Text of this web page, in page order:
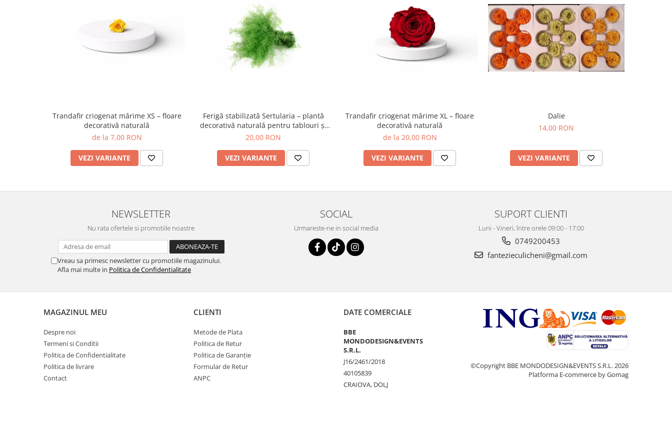
Trandafir criogenat mărime XS – floare
decorativă naturală
de la 7,00 RON
VEZI VARIANTE
Ferigă stabilizată Sertularia – plantă
decorativă naturală pentru tablouri și
aranjamente
20,00 RON
VEZI VARIANTE
Trandafir criogenat mărime XL – floare
decorativă naturală
de la 20,00 RON
VEZI VARIANTE
Dalie
14,00 RON
VEZI VARIANTE
NEWSLETTER
Nu rata ofertele si promotiile noastre
Vreau sa primesc newsletter cu promotiile magazinului.
Afla mai multe in Politica de Confidentialitate
SOCIAL
Urmareste-ne in social media
SUPORT CLIENTI
Luni - Vineri, între orele 09:00 - 17:00
0749200453
fantezieculicheni@gmail.com
MAGAZINUL MEU
Despre noi
Termeni si Conditii
Politica de Confidentialitate
Politica de livrare
Contact
CLIENTI
Metode de Plata
Politica de Retur
Politica de Garanție
Formular de Retur
ANPC
DATE COMERCIALE
BBE
MONDODESIGN&EVENTS
S.R.L.
J16/2461/2018
40105839
CRAIOVA, DOLJ
©Copyright BBE MONDODESIGN&EVENTS S.R.L. 2026
Platforma E-commerce by Gomag